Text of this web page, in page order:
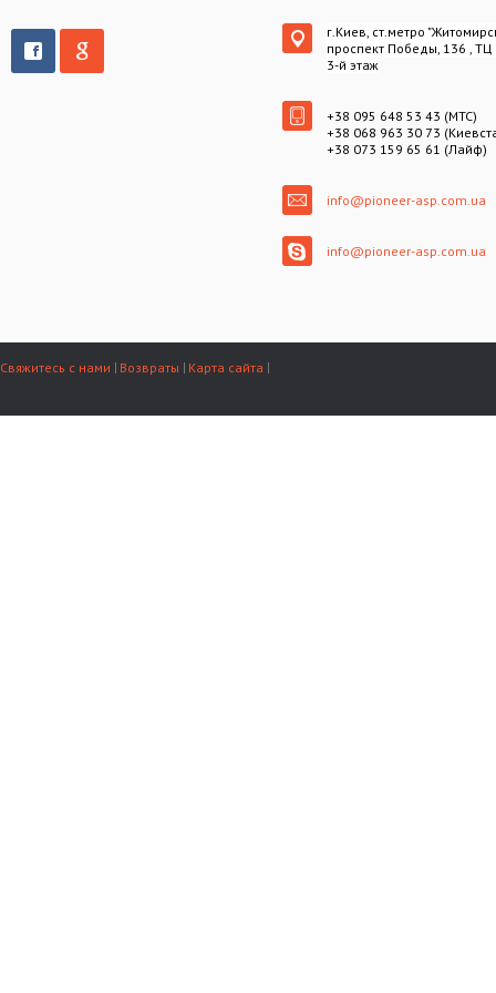
г.Киев, ст.метро
проспект Победы, 136 , ТЦ
3-й этаж
+38 095 648 53 43 (МТС)
+38 068 963 30 73
+38 073 159 65 61 (Лайф)
info@pioneer-asp.com.ua
info@pioneer-asp.com.ua
Свяжитесь с нами Возвраты Карта сайта